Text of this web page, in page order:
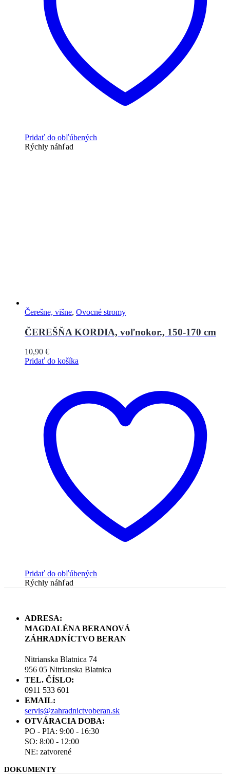
Pridať do obľúbených
Rýchly náhľad
Čerešne, višne, Ovocné stromy
ČEREŠŇA KORDIA, voľnokor., 150-170 cm
10,90 €
Pridať do košíka
Pridať do obľúbených
Rýchly náhľad
ADRESA:
MAGDALÉNA BERANOVÁ
ZÁHRADNÍCTVO BERAN
Nitrianska Blatnica 74
956 05 Nitrianska Blatnica
TEL. ČÍSLO:
0911 533 601
EMAIL:
servis@zahradnictvoberan.sk
OTVÁRACIA DOBA:
PO - PIA: 9:00 - 16:30
SO: 8:00 - 12:00
NE: zatvorené
DOKUMENTY